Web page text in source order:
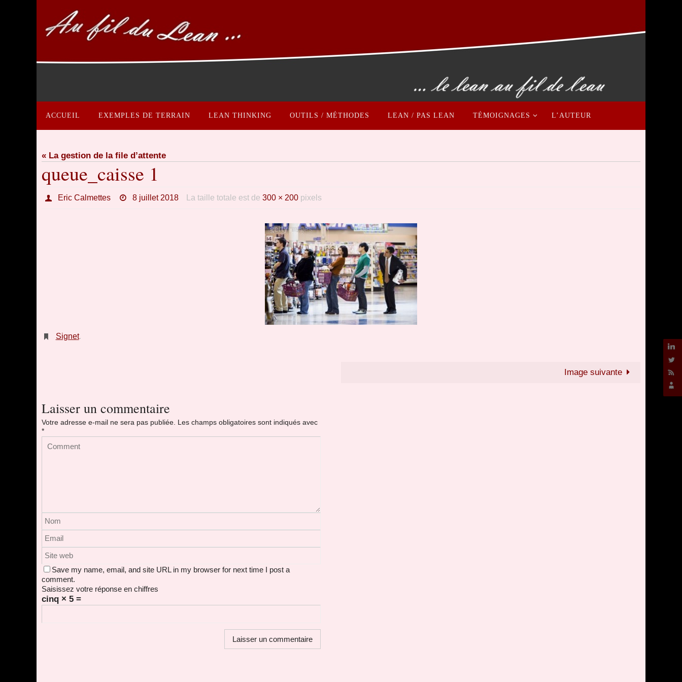
versACCUEIL EXEMPLES DE TERRAIN LEAN THINKING OUTILS / MÉTHODES LEAN / PAS LEAN TÉMOIGNAGES L’AUTEUR
« La gestion de la file d’attente
queue_caisse 1
Eric Calmettes 8 juillet 2018 La taille totale est de300 × 200 pixels
Signet.
Image suivante
Laisser un commentaire
Votre adresse e-mail ne sera pas publiée. Les champs obligatoires sont indiqués avec
*
Save my name, email, and site URL in my browser for next time I post a
comment.
Saisissez votre réponse en chiffres
cinq × 5 =